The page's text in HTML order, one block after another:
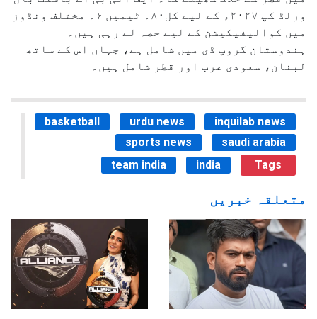
ورلڈ کپ ۲۰۲۷ء کے لیے کل۸۰؍ ٹیمیں ۶؍ مختلف ونڈوز
میں کوالیفیکیشن کے لیے حصہ لے رہی ہیں۔
ہندوستان گروپ ڈی میں شامل ہے، جہاں اس کے ساتھ
لبنان، سعودی عرب اور قطر شامل ہیں۔
basketball urdu news
inquilab news
sports news
saudi arabia
team india
india Tags
متعلقہ خبریں